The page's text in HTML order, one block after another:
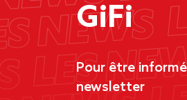
GiFi
Pour être
newsletter